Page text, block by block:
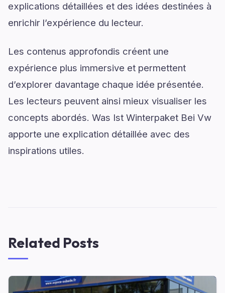
explications détaillées et des idées destinées à
enrichir l’expérience du lecteur.
Les contenus approfondis créent une
expérience plus immersive et permettent
d’explorer davantage chaque idée présentée.
Les lecteurs peuvent ainsi mieux visualiser les
concepts abordés. Was Ist Winterpaket Bei Vw
apporte une explication détaillée avec des
inspirations utiles.
Related Posts